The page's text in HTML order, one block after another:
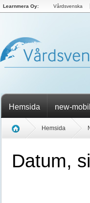
Learnmera Oy: Vårdsvenska
Hemsida new-
Hemsida
Datum,